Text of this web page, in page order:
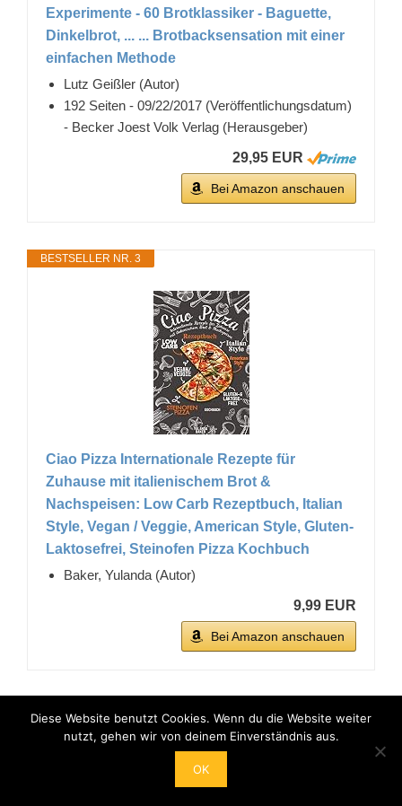
Experimente - 60 Brotklassiker - Baguette,
Dinkelbrot, ... ... Brotbacksensation mit einer
einfachen Methode
Lutz Geißler (Autor)
192 Seiten - 09/22/2017 (Veröffentlichungsdatum)
- Becker Joest Volk Verlag (Herausgeber)
29,95 EUR
Bei Amazon anschauen
BESTSELLER NR. 3
Ciao Pizza Internationale Rezepte für
Zuhause mit italienischem Brot &
Nachspeisen: Low Carb Rezeptbuch, Italian
Style, Vegan / Veggie, American Style, Gluten-
Laktosefrei, Steinofen Pizza Kochbuch
Baker, Yulanda (Autor)
9,99 EUR
Bei Amazon anschauen
Diese Website benutzt Cookies. Wenn du die Website weiter
nutzt, gehen wir von deinem Einverständnis aus.
OK